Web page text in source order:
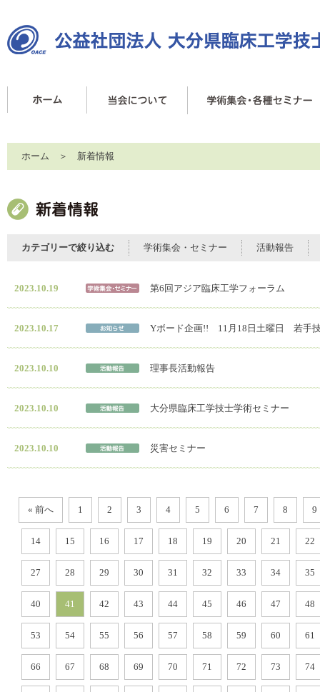
ホーム ＞ 新着情報
カテゴリーで絞り込む 学術集会・セミナー 活動報告
2023.10.19 第6回アジア臨床工学フォーラム
2023.10.17 Yボード企画!! 11月18日土曜日 若手
2023.10.10 理事長活動報告
2023.10.10 大分県臨床工学技士学術セミナー
2023.10.10 災害セミナー
« 前へ 1 2 3 4 5 6 7 8 9
14 15 16 17 18 19 20 21 22
27 28 29 30 31 32 33 34 35
40 41 42 43 44 45 46 47 48
53 54 55 56 57 58 59 60 61
66 67 68 69 70 71 72 73 74